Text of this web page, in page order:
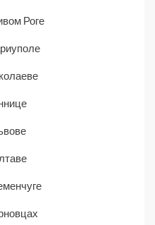
Роге